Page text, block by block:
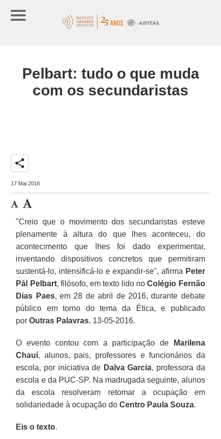
Pelbart: tudo o que muda
com os secundaristas
share
17 Mai 2016
"Creio que o movimento dos secundaristas esteve
plenamente à altura do que lhes aconteceu, do
acontecimento que lhes foi dado experimentar,
inventando dispositivos concretos que permitiram
sustentá-lo, intensificá-lo e expandir-se", afirma Peter
Pál Pelbart, filósofo, em texto lido noColégio Fernão
Dias Paes, em 28 de abril de 2016, durante debate
público em torno do tema da Ética, e publicado
porOutras Palavras, 13-05-2016.
O evento contou com a participação de
Marilena
Chauí, alunos, pais, professores e funcionários da
escola, por iniciativa de Dalva Garcia, professora da
escola e da PUC-SP. Na madrugada seguinte, alunos
da escola resolveram retomar a ocupação em
solidariedade à ocupação doCentro Paula Souza.
Eis o texto.